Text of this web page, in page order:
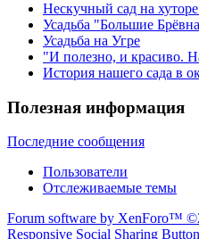
Нескучный сад на
Усадьба "Большие
Усадьба на Угре
"И полезно, и красиво.
История нашего сада в
Полезная информация
Последние сообщения
Пользователи
Отслеживаемые темы
Forum software by XenForo™
Responsive Social Sharing